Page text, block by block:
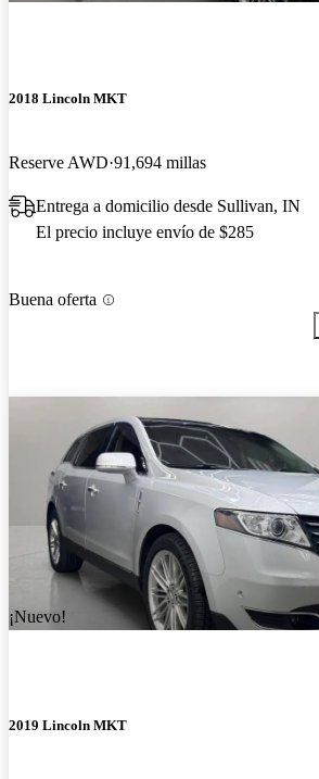
2018 Lincoln MKT
Reserve AWD 91,694 millas
Entrega a domicilio desde Sullivan, IN
El precio incluye envío de $285
Buena oferta
¡Nuevo!
2019 Lincoln MKT